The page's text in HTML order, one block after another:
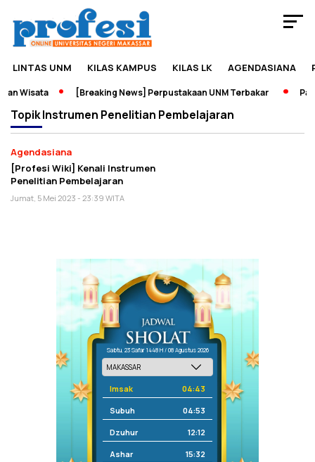
LINTAS UNM KILAS KAMPUS KILAS LK AGENDASIANA
Wisata [Breaking News] Perpustakaan UNM Terbakar
TopikInstrumen Penelitian Pembelajaran
Agendasiana
[Profesi Wiki] Kenali Instrumen
Penelitian Pembelajaran
Jumat, 5 Mei 2023 - 23:39 WITA
Sabtu, 23 Safar 1448 H / 08 Agustus 2026
Imsak 04:43
Subuh 04:53
Dzuhur 12:12
Ashar 15:32